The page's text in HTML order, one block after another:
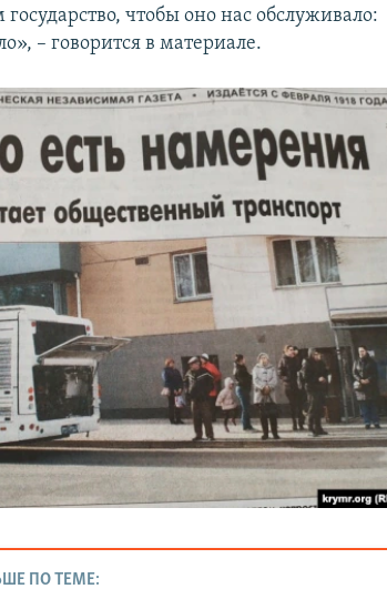
чтобы оно нас обслуживало:
– говорится в материале.
ПО ТЕМЕ: